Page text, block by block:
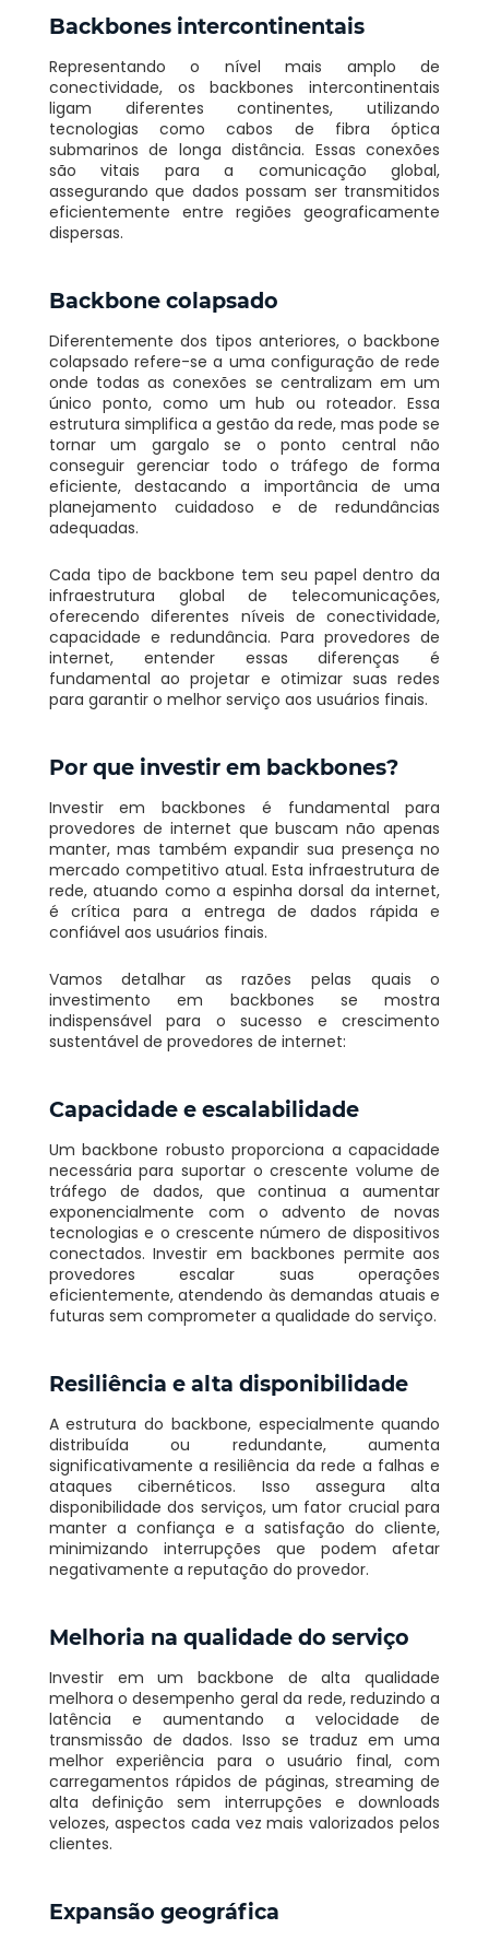
Backbones intercontinentais
Representando o nível mais amplo de
conectividade, os backbones intercontinentais
ligam diferentes continentes, utilizando
tecnologias como cabos de fibra óptica
submarinos de longa distância. Essas conexões
são vitais para a comunicação global,
assegurando que dados possam ser transmitidos
eficientemente entre regiões geograficamente
dispersas.
Backbone colapsado
Diferentemente dos tipos anteriores, o backbone
colapsado refere-se a uma configuração de rede
onde todas as conexões se centralizam em um
único ponto, como um hub ou roteador. Essa
estrutura simplifica a gestão da rede, mas pode se
tornar um gargalo se o ponto central não
conseguir gerenciar todo o tráfego de forma
eficiente, destacando a importância de uma
planejamento cuidadoso e de redundâncias
adequadas.
Cada tipo de backbone tem seu papel dentro da
infraestrutura global de telecomunicações,
oferecendo diferentes níveis de conectividade,
capacidade e redundância. Para provedores de
internet, entender essas diferenças é
fundamental ao projetar e otimizar suas redes
para garantir o melhor serviço aos usuários finais.
Por que investir em backbones?
Investir em backbones é fundamental para
provedores de internet que buscam não apenas
manter, mas também expandir sua presença no
mercado competitivo atual. Esta infraestrutura de
rede, atuando como a espinha dorsal da internet,
é crítica para a entrega de dados rápida e
confiável aos usuários finais.
Vamos detalhar as razões pelas quais o
investimento em backbones se mostra
indispensável para o sucesso e crescimento
sustentável de provedores de internet:
Capacidade e escalabilidade
Um backbone robusto proporciona a capacidade
necessária para suportar o crescente volume de
tráfego de dados, que continua a aumentar
exponencialmente com o advento de novas
tecnologias e o crescente número de dispositivos
conectados. Investir em backbones permite aos
provedores escalar suas operações
eficientemente, atendendo às demandas atuais e
futuras sem comprometer a qualidade do serviço.
Resiliência e alta disponibilidade
A estrutura do backbone, especialmente quando
distribuída ou redundante, aumenta
significativamente a resiliência da rede a falhas e
ataques cibernéticos. Isso assegura alta
disponibilidade dos serviços, um fator crucial para
manter a confiança e a satisfação do cliente,
minimizando interrupções que podem afetar
negativamente a reputação do provedor.
Melhoria na qualidade do serviço
Investir em um backbone de alta qualidade
melhora o desempenho geral da rede, reduzindo a
latência e aumentando a velocidade de
transmissão de dados. Isso se traduz em uma
melhor experiência para o usuário final, com
carregamentos rápidos de páginas, streaming de
alta definição sem interrupções e downloads
velozes, aspectos cada vez mais valorizados pelos
clientes.
Expansão geográfica